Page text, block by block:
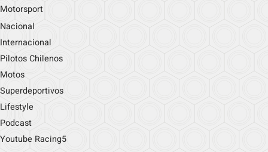
Motorsport
Nacional
Internacional
Pilotos Chilenos
Motos
Superdeportivos
Lifestyle
Podcast
Youtube Racing5